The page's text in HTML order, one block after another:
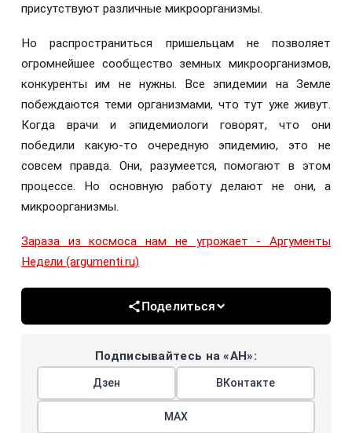
присутствуют различные микроорганизмы.
Но распространиться пришельцам не позволяет
огромнейшее сообщество земных микроорганизмов,
конкуренты им не нужны. Все эпидемии на Земле
побеждаются теми организмами, что тут уже живут.
Когда врачи и эпидемиологи говорят, что они
победили какую-то очередную эпидемию, это не
совсем правда. Они, разумеется, помогают в этом
процессе. Но основную работу делают не они, а
микроорганизмы.
Зараза из космоса нам не угрожает - Аргументы
Недели (argumenti.ru)
Поделиться
Подписывайтесь на «АН»:
Дзен ВКонтакте
МАХ